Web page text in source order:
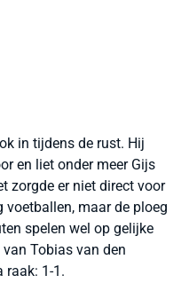
in tijdens de rust. Hij
en liet onder meer Gijs
zorgde er niet direct voor
voetballen, maar de ploeg
spelen wel op gelijke
Tobias van den
raak: 1-1.